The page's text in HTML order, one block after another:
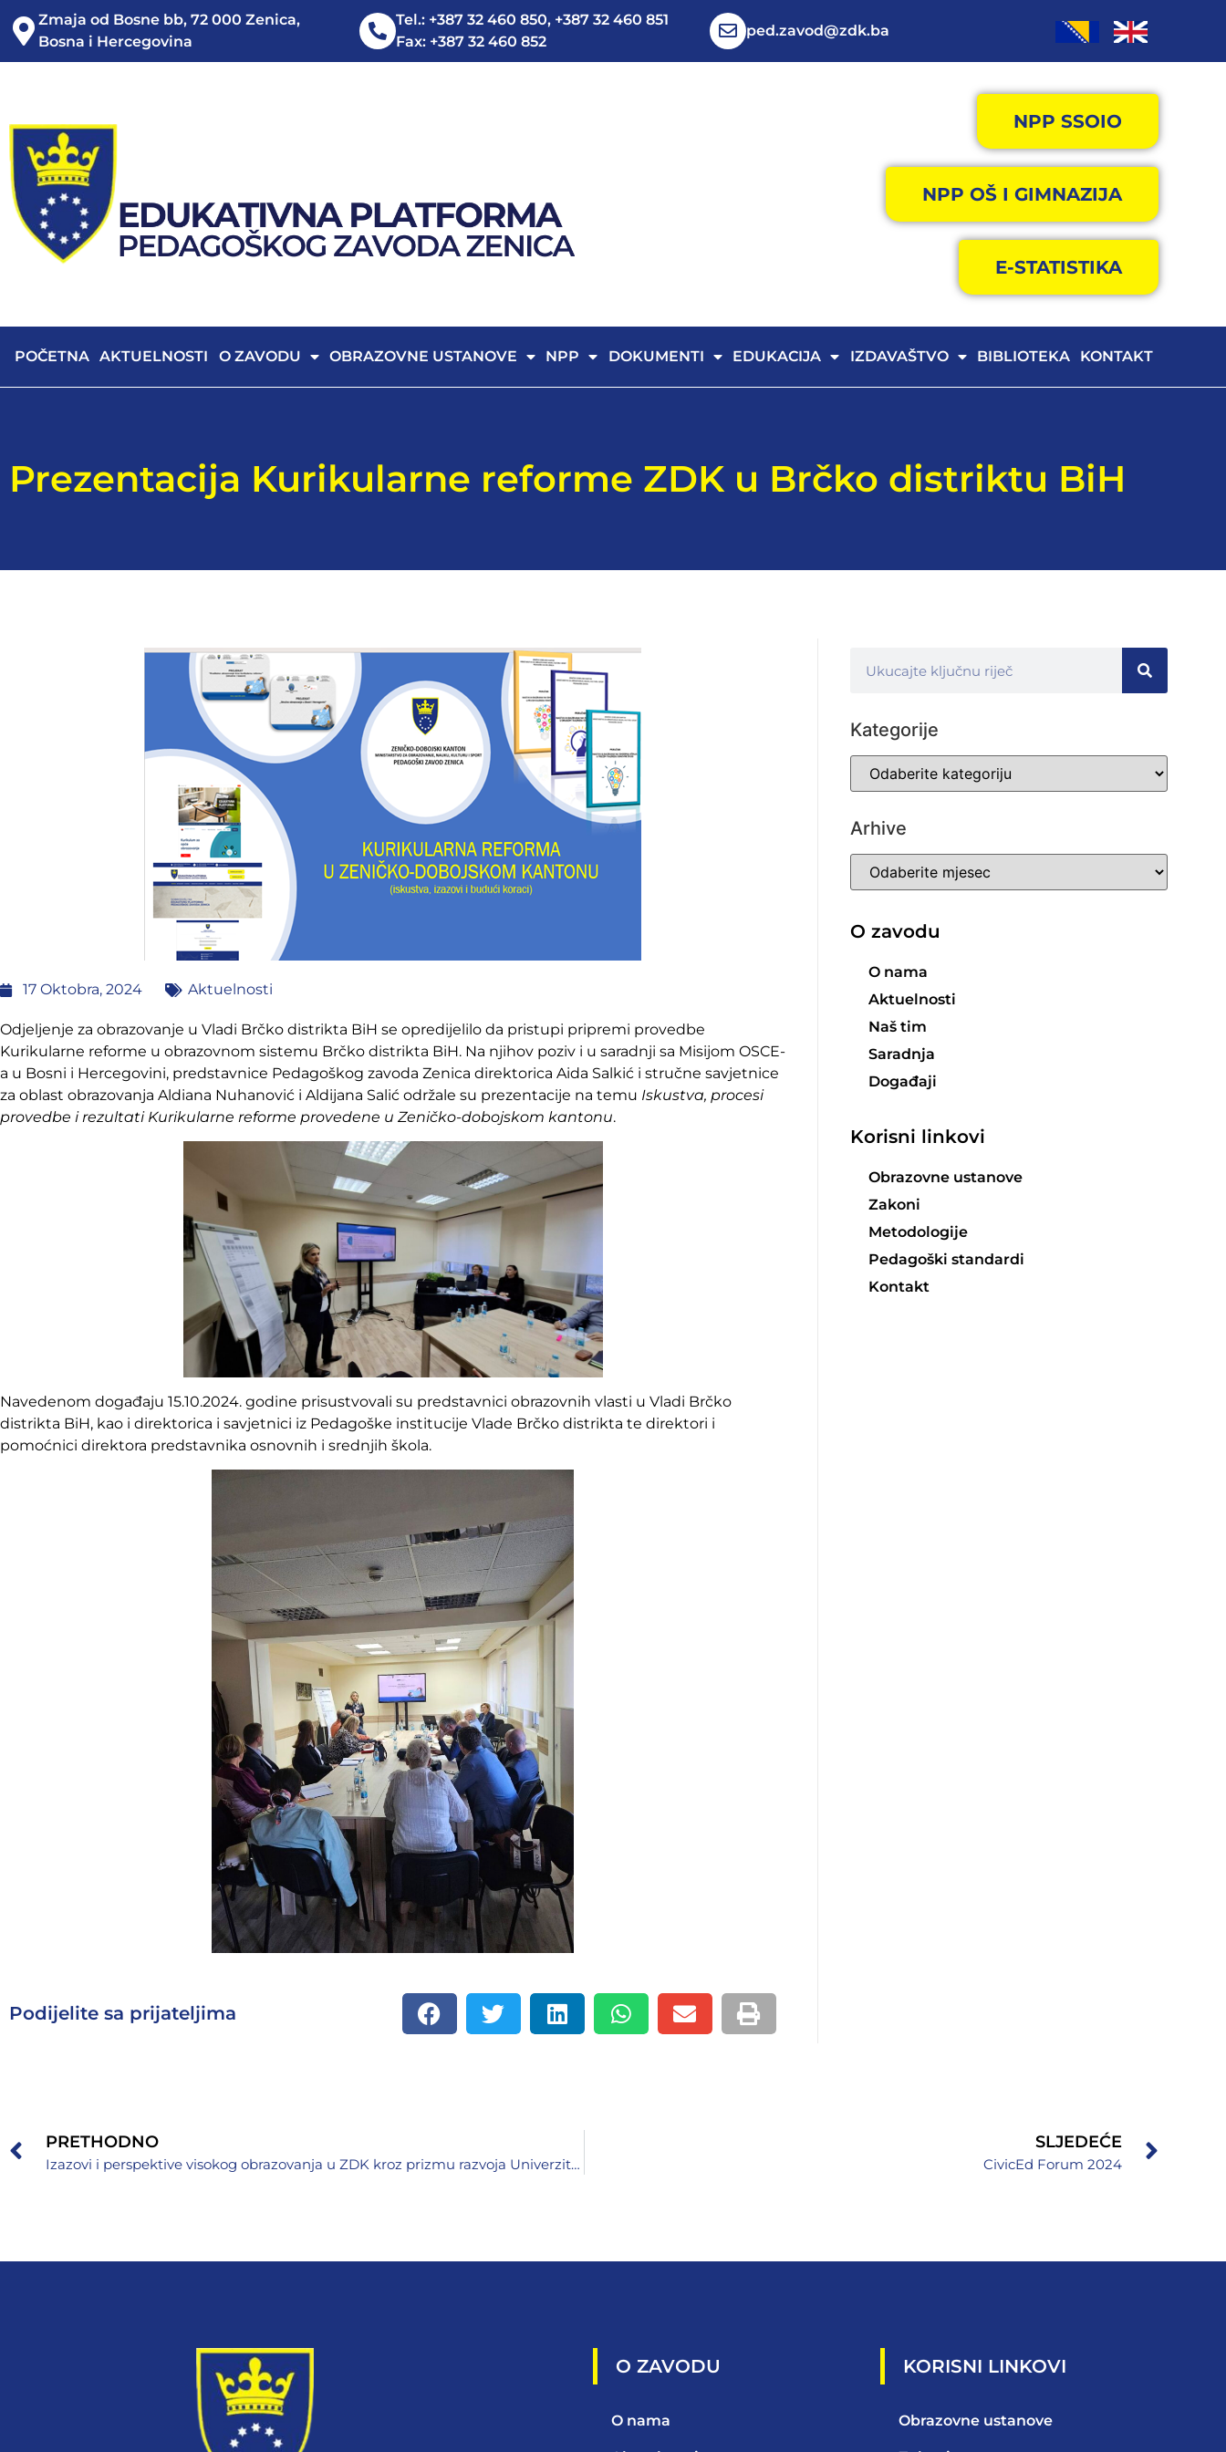
Zmaja od Bosne bb, 72 000 Zenica,
Bosna i Hercegovina
Tel.: +387 32 460 850, +387 32 460 851
Fax: +387 32 460 852
ped.zavod@zdk.ba
NPP SSOIO
NPP OŠ I GIMNAZIJA
E-STATISTIKA
POČETNA AKTUELNOSTI O ZAVODU OBRAZOVNE USTANOVE NPP DOKUMENTI EDUKACIJA IZDAVAŠTVO BIBLIOTEKA KONTAKT
Prezentacija Kurikularne reforme ZDK u Brčko distriktu BiH
17 Oktobra, 2024 Aktuelnosti
Odjeljenje za obrazovanje u Vladi Brčko distrikta BiH se opredijelilo da pristupi pripremi provedbe
Kurikularne reforme u obrazovnom sistemu Brčko distrikta BiH. Na njihov poziv i u saradnji sa Misijom OSCE-
a u Bosni i Hercegovini, predstavnice Pedagoškog zavoda Zenica direktorica Aida Salkić i stručne savjetnice
za oblast obrazovanja Aldiana Nuhanović i Aldijana Salić održale su prezentacije na temu Iskustva, procesi
provedbe i rezultati Kurikularne reforme provedene u Zeničko-dobojskom kantonu.
Navedenom događaju 15.10.2024. godine prisustvovali su predstavnici obrazovnih vlasti u Vladi Brčko
distrikta BiH, kao i direktorica i savjetnici iz Pedagoške institucije Vlade Brčko distrikta te direktori i
pomoćnici direktora predstavnika osnovnih i srednjih škola.
Podijelite sa prijateljima
Kategorije
Arhive
O zavodu
O nama
Aktuelnosti
Naš tim
Saradnja
Događaji
Korisni linkovi
Obrazovne ustanove
Zakoni
Metodologije
Pedagoški standardi
Kontakt
PRETHODNO
Izazovi i perspektive visokog obrazovanja u ZDK kroz prizmu razvoja Univerziteta u Zenici
SLJEDEĆE
CivicEd Forum 2024
O ZAVODU
O nama
KORISNI LINKOVI
Obrazovne ustanove